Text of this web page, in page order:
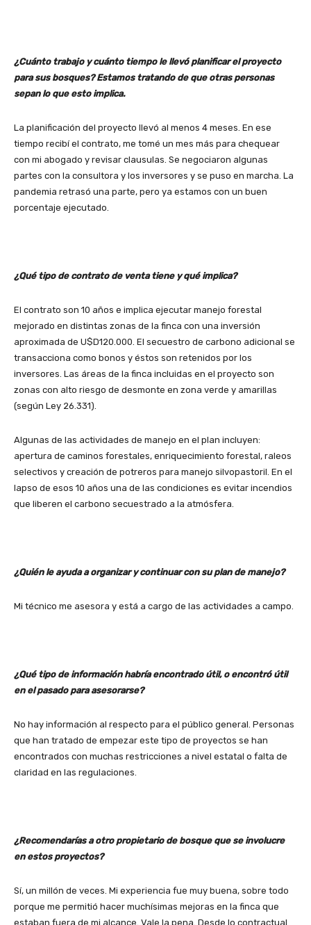
¿Cuánto trabajo y cuánto tiempo le llevó planificar el proyecto
para sus bosques? Estamos tratando de que otras personas
sepan lo que esto implica.
La planificación del proyecto llevó al menos 4 meses. En ese
tiempo recibí el contrato, me tomé un mes más para chequear
con mi abogado y revisar clausulas. Se negociaron algunas
partes con la consultora y los inversores y se puso en marcha. La
pandemia retrasó una parte, pero ya estamos con un buen
porcentaje ejecutado.
¿Qué tipo de contrato de venta tiene y qué implica?
El contrato son 10 años e implica ejecutar manejo forestal
mejorado en distintas zonas de la finca con una inversión
aproximada de U$D120.000. El secuestro de carbono adicional se
transacciona como bonos y éstos son retenidos por los
inversores. Las áreas de la finca incluidas en el proyecto son
zonas con alto riesgo de desmonte en zona verde y amarillas
(según Ley 26.331).
Algunas de las actividades de manejo en el plan incluyen:
apertura de caminos forestales, enriquecimiento forestal, raleos
selectivos y creación de potreros para manejo silvopastoril. En el
lapso de esos 10 años una de las condiciones es evitar incendios
que liberen el carbono secuestrado a la atmósfera.
¿Quién le ayuda a organizar y continuar con su plan de manejo?
Mi técnico me asesora y está a cargo de las actividades a campo.
¿Qué tipo de información habría encontrado útil, o encontró útil
en el pasado para asesorarse?
No hay información al respecto para el público general. Personas
que han tratado de empezar este tipo de proyectos se han
encontrados con muchas restricciones a nivel estatal o falta de
claridad en las regulaciones.
¿Recomendarías a otro propietario de bosque que se involucre
en estos proyectos?
Sí, un millón de veces. Mi experiencia fue muy buena, sobre todo
porque me permitió hacer muchísimas mejoras en la finca que
estaban fuera de mi alcance. Vale la pena. Desde lo contractual